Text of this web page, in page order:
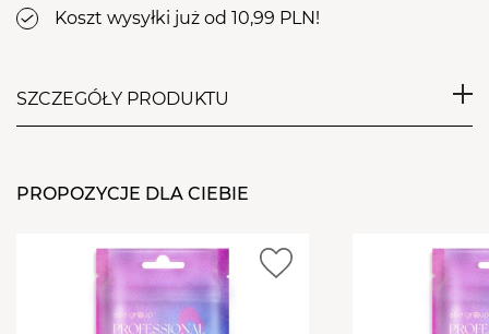
Koszt wysyłki już od 10,99 PLN!
SZCZEGÓŁY PRODUKTU
gradacji 180/240, dedykowane do użytku
wymagających efektywnego, a jednocześnie
bezpiecznego opiłowywania, skracania, czy też do
wstępnej obróbki paznokci.
PROPOZYCJE DLA CIEBIE